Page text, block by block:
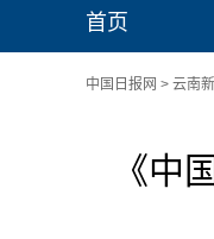
首页
中国日报网 > 云南
《中